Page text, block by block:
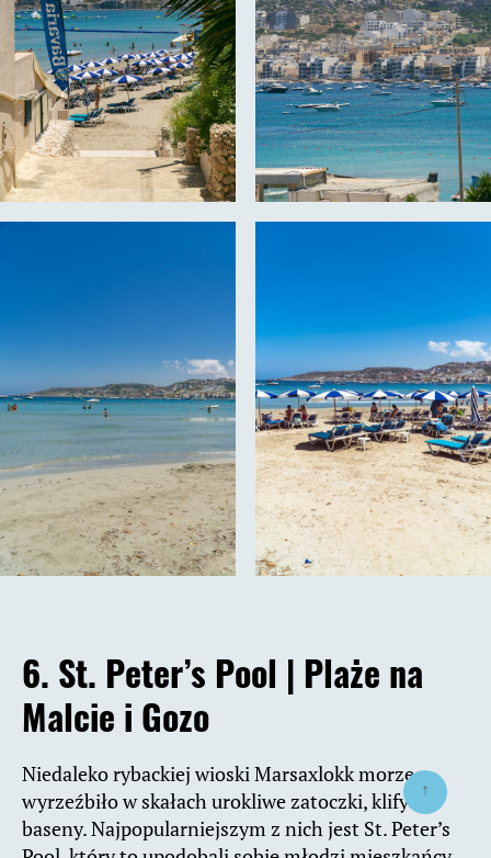
6. St. Peter’s Pool | Plaże na
Malcie i Gozo
Niedaleko rybackiej wioski Marsaxlokk morze
wyrzeźbiło w skałach urokliwe zatoczki, klify i
baseny. Najpopularniejszym z nich jest St. Peter’s
↑